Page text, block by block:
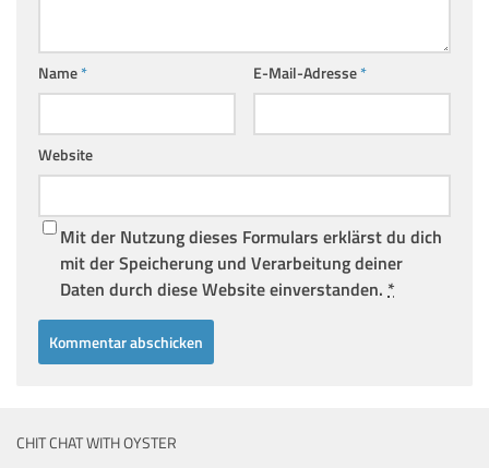
Name* E-Mail-Adresse*
Website
Mit der Nutzung dieses Formulars erklärst du dich
mit der Speicherung und Verarbeitung deiner
Daten durch diese Website einverstanden. *
CHIT CHAT WITH OYSTER